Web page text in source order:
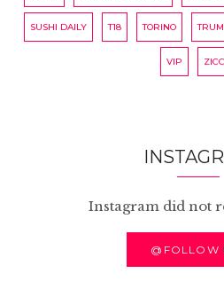
SUSHI DAILY T18 TORINO
VIP
Instagram did not
@FOLLOW